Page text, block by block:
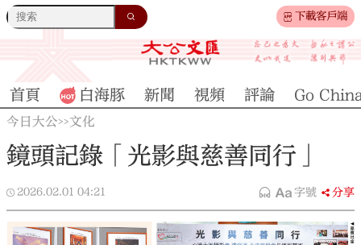
下載客戶端
首頁 白海豚 新聞 視頻 評論 Go
今日大公>>文化
鏡頭記錄「光影與慈善同行」
2026.02.01 04:21 字號 分享